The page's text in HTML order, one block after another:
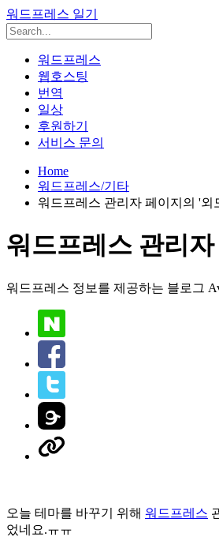
워드프레스 일기
워드프레스
웹호스팅
번역
일상
후원하기
서비스 문의
Home
워드프레스/기타
워드프레스 관리자 페이지의 '
워드프레스 관리
워드프레스 정보를 제공하는 블로그
오늘 테마를 바꾸기 위해 워드프레스
었네요.ㅠㅠ